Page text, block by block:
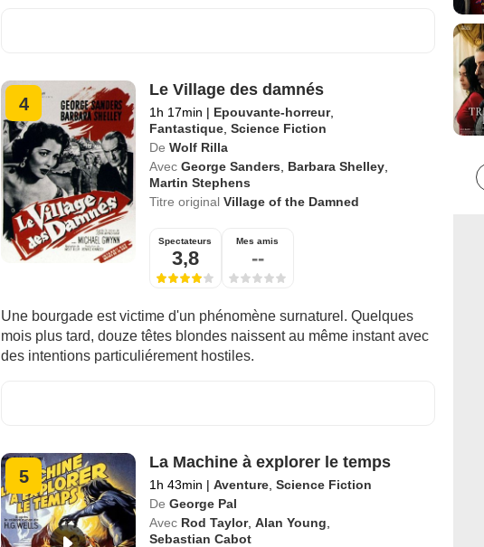
4
Le Village des damnés
1h 17min | Epouvante-horreur,
Fantastique, Science Fiction
De Wolf Rilla
Avec George Sanders Barbara Shelley,
Martin Stephens
Titre original Village of the Damned
Spectateurs
3,8
Mes amis
--
Une bourgade est victime d'un phénomène surnaturel. Quelques
mois plus tard, douze têtes blondes naissent au même instant avec
des intentions particuliérement hostiles.
5
La Machine à explorer le temps
1h 43min | Aventure, Science Fiction
De George Pal
Avec Rod Taylor, Alan Young
Sebastian Cabot